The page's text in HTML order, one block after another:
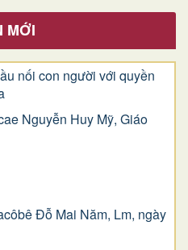
MỚI
nối con người với quyền
Nguyễn Huy Mỹ, Giáo
Ðỗ Mai Năm, Lm, ngày